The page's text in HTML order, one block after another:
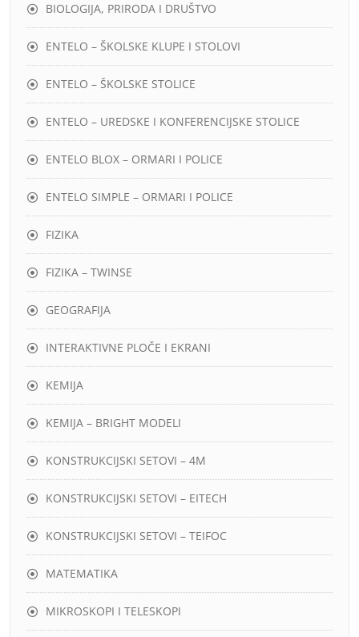
BIOLOGIJA, PRIRODA I DRUŠTVO
ENTELO – ŠKOLSKE KLUPE I STOLOVI
ENTELO – ŠKOLSKE STOLICE
ENTELO – UREDSKE I KONFERENCIJSKE STOLICE
ENTELO BLOX – ORMARI I POLICE
ENTELO SIMPLE – ORMARI I POLICE
FIZIKA
FIZIKA – TWINSE
GEOGRAFIJA
INTERAKTIVNE PLOČE I EKRANI
KEMIJA
KEMIJA – BRIGHT MODELI
KONSTRUKCIJSKI SETOVI – 4M
KONSTRUKCIJSKI SETOVI – EITECH
KONSTRUKCIJSKI SETOVI – TEIFOC
MATEMATIKA
MIKROSKOPI I TELESKOPI